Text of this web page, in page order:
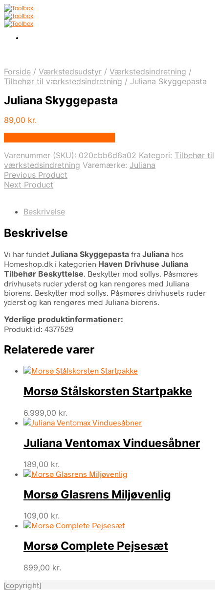
Forside / Værkstedsudstyr / Værkstedsindretning /
Tilbehør til værkstedsindretning / Juliana Skyggepasta
Juliana Skyggepasta
89,00 kr.
Varenummer (SKU): 020cbb6d6a02 Kategori: Tilbehør til
værkstedsindretning Varemærke: Juliana
Previous Product
Next Product
Beskrivelse
Beskrivelse
Vi har fundet Juliana Skyggepasta fra Juliana hos
Homeshop.dk i kategorien Haven Drivhuse Juliana
Tilbehør Beskyttelse. Beskytter mod sollys. Påsmøres
drivhusets ruder yderst og kan rengøres med Juliana
biorens. Beskytter mod sollys. Påsmøres drivhusets ruder
yderst og kan rengøres med Juliana biorens.
Yderlige produktinformationer:
Produkt id: 4377529
Relaterede varer
Morsø Stålskorsten Startpakke
6.999,00 kr.
Juliana Ventomax Vinduesåbner
189,00 kr.
Morsø Glasrens Miljøvenlig
109,00 kr.
Morsø Complete Pejsesæt
899,00 kr.
[copyright]